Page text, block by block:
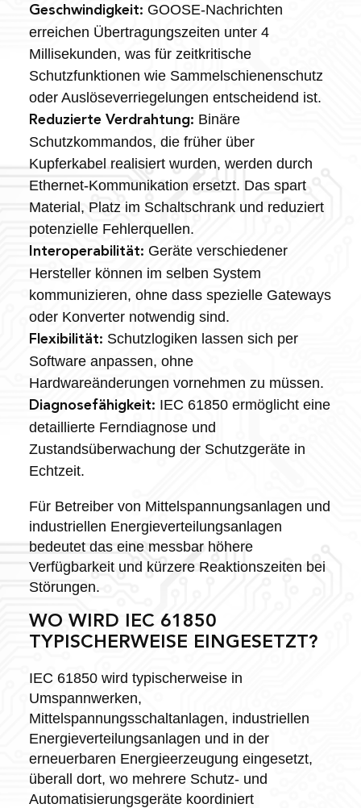
Geschwindigkeit: GOOSE-Nachrichten
erreichen Übertragungszeiten unter 4
Millisekunden, was für zeitkritische
Schutzfunktionen wie Sammelschienenschutz
oder Auslöseverriegelungen entscheidend ist.
Reduzierte Verdrahtung: Binäre
Schutzkommandos, die früher über
Kupferkabel realisiert wurden, werden durch
Ethernet-Kommunikation ersetzt. Das spart
Material, Platz im Schaltschrank und reduziert
potenzielle Fehlerquellen.
Interoperabilität: Geräte verschiedener
Hersteller können im selben System
kommunizieren, ohne dass spezielle Gateways
oder Konverter notwendig sind.
Flexibilität: Schutzlogiken lassen sich per
Software anpassen, ohne
Hardwareänderungen vornehmen zu müssen.
Diagnosefähigkeit: IEC 61850 ermöglicht eine
detaillierte Ferndiagnose und
Zustandsüberwachung der Schutzgeräte in
Echtzeit.
Für Betreiber von Mittelspannungsanlagen und
industriellen Energieverteilungsanlagen
bedeutet das eine messbar höhere
Verfügbarkeit und kürzere Reaktionszeiten bei
Störungen.
WO WIRD IEC 61850
TYPISCHERWEISE EINGESETZT?
IEC 61850 wird typischerweise in
Umspannwerken,
Mittelspannungsschaltanlagen, industriellen
Energieverteilungsanlagen und in der
erneuerbaren Energieerzeugung eingesetzt,
überall dort, wo mehrere Schutz- und
Automatisierungsgeräte koordiniert